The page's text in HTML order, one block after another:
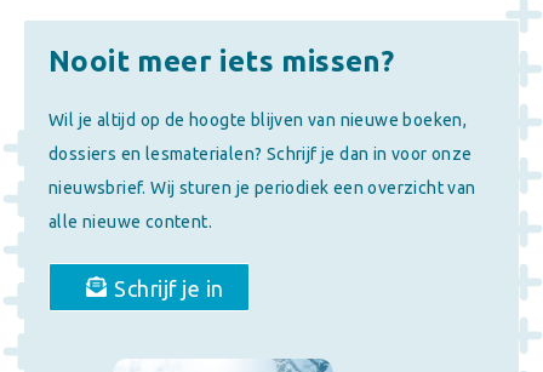
Nooit meer iets missen?
Wil je altijd op de hoogte blijven van nieuwe boeken,
dossiers en lesmaterialen? Schrijf je dan in voor onze
nieuwsbrief. Wij sturen je periodiek een overzicht van
alle nieuwe content.
Schrijf je in